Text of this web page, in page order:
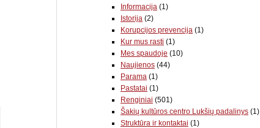
Informacija (1)
Istorija (2)
Korupcijos prevencija (1)
Kur mus rasti (1)
Mes spaudoje (10)
Naujienos(44)
Parama (1)
Pastatai (1)
Renginiai (501)
Šakių kultūros centro Lukšių padalinys(1)
Struktūra ir kontaktai (1)